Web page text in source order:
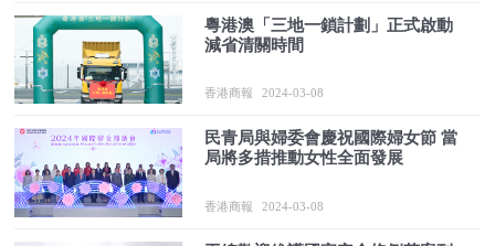
粵港澳「三地一鎖計劃」正式啟動
減省清關時間
香港商報 2024-03-08
民青局與婦委會慶祝國際婦女節 當
局將多措推動女性全面發展
香港商報 2024-03-08